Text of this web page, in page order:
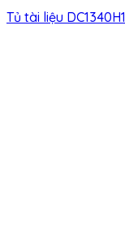
Tủ tài liệu DC1340H1